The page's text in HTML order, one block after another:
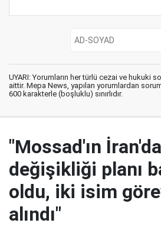
UYARI: Yorumların her türlü cezai ve hukuki
aittir. Mepa News, yapılan yorumlardan
600 karakterle (boşluklu) sınırlıdır.
"Mossad'ın
değişikliği planı
oldu, iki isim
alındı"